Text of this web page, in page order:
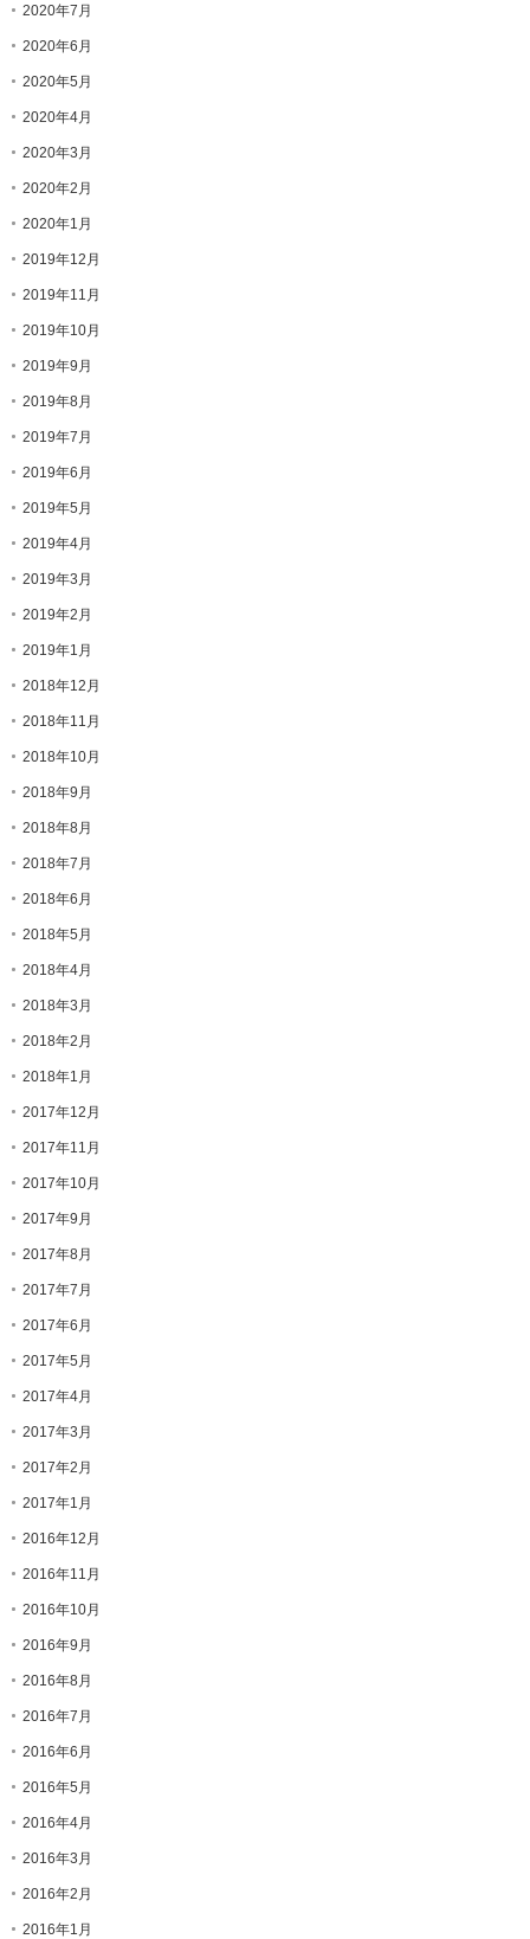
2020年7月
2020年6月
2020年5月
2020年4月
2020年3月
2020年2月
2020年1月
2019年12月
2019年11月
2019年10月
2019年9月
2019年8月
2019年7月
2019年6月
2019年5月
2019年4月
2019年3月
2019年2月
2019年1月
2018年12月
2018年11月
2018年10月
2018年9月
2018年8月
2018年7月
2018年6月
2018年5月
2018年4月
2018年3月
2018年2月
2018年1月
2017年12月
2017年11月
2017年10月
2017年9月
2017年8月
2017年7月
2017年6月
2017年5月
2017年4月
2017年3月
2017年2月
2017年1月
2016年12月
2016年11月
2016年10月
2016年9月
2016年8月
2016年7月
2016年6月
2016年5月
2016年4月
2016年3月
2016年2月
2016年1月